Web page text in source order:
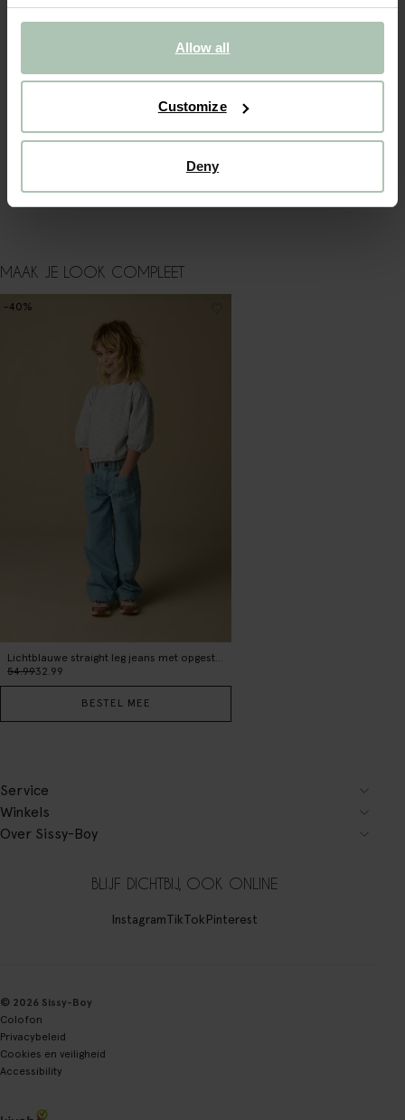
Allow all
Customize
Deny
knoopsluiting aan de achterzijde. Verder heeft het T-shirt
100% katoen.
ALLES OVER DIT PRODUCT
MAAK JE LOOK COMPLEET
Lichtblauwe straight leg jeans met opgestikte zakken
54.9932.99
-40%
BESTEL MEE
Service
Winkels
Over Sissy-Boy
BLIJF DICHTBIJ, OOK ONLINE
InstagramTikTokPinterest
© 2026 Sissy-Boy
Colofon
Privacybeleid
Cookies en veiligheid
Accessibility